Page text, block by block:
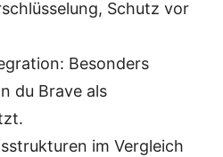
Schutz vor
Besonders
du Brave als
im Vergleich